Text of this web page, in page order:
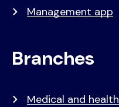
Management app
Branches
Medical and health